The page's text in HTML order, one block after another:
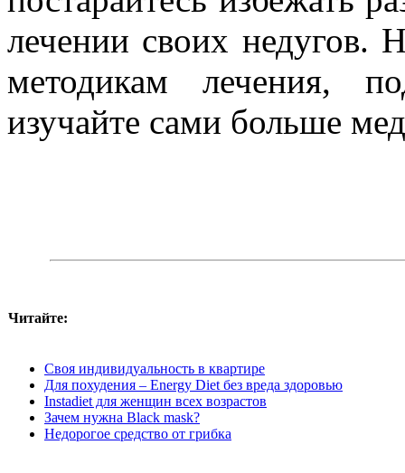
лечении своих недугов.
методикам лечения,
изучайте сами больше
Читайте:
Своя индивидуальность в квартире
Для похудения – Energy Diet без вреда здоровью
Instadiet для женщин всех возрастов
Зачем нужна Black mask?
Недорогое средство от грибка